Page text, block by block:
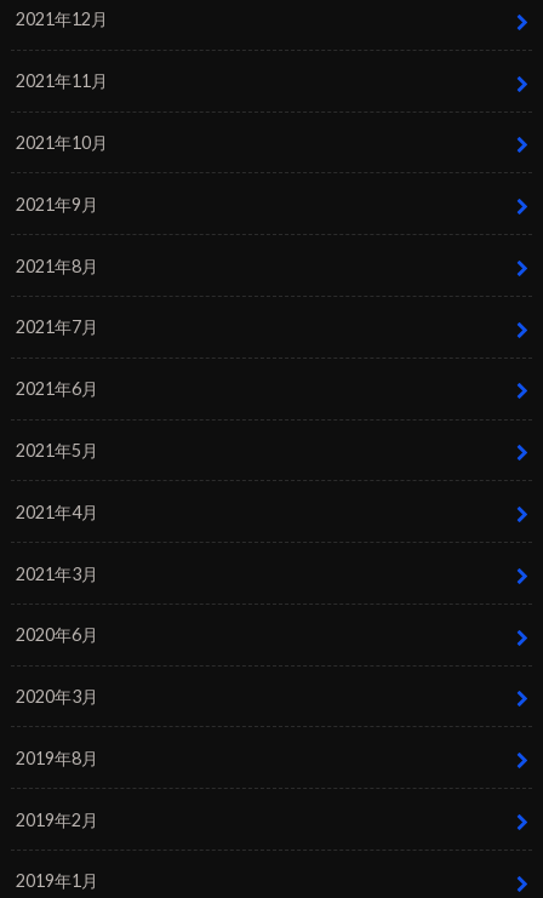
2021年12月
2021年11月
2021年10月
2021年9月
2021年8月
2021年7月
2021年6月
2021年5月
2021年4月
2021年3月
2020年6月
2020年3月
2019年8月
2019年2月
2019年1月